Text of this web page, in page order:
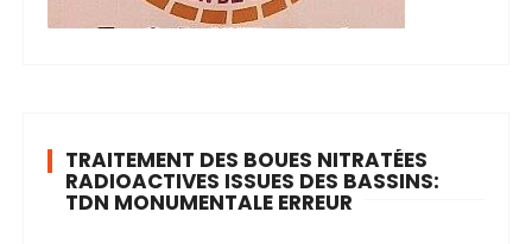
TRAITEMENT DES BOUES NITRATÉES
RADIOACTIVES ISSUES DES BASSINS:
TDN MONUMENTALE ERREUR